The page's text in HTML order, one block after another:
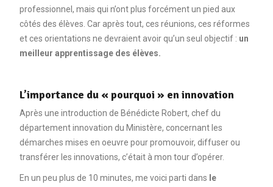
professionnel, mais qui n’ont plus forcément un pied aux
côtés des élèves. Car après tout, ces réunions, ces réformes
et ces orientations ne devraient avoir qu’un seul objectif : un
meilleur apprentissage des élèves.
L’importance du « pourquoi » en innovation
Après une introduction de Bénédicte Robert, chef du
département innovation du Ministère, concernant les
démarches mises en oeuvre pour promouvoir, diffuser ou
transférer les innovations, c’était à mon tour d’opérer.
En un peu plus de 10 minutes, me voici parti dans le